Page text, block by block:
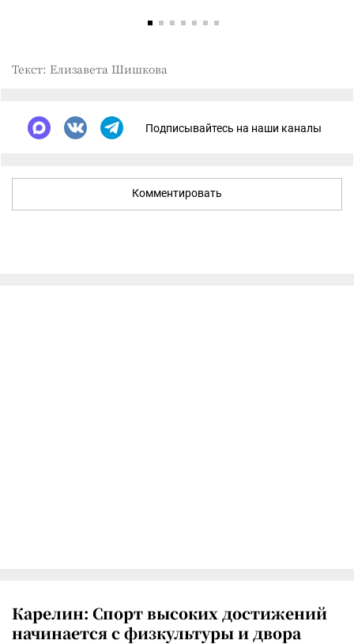
Текст: Елизавета Шишкова
Подписывайтесь на наши каналы
Комментировать
Карелин: Спорт высоких достижений
начинается с физкультуры и двора